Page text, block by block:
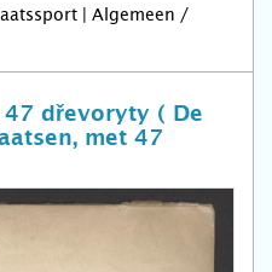
| Algemeen /
47 dřevoryty ( De
met 47